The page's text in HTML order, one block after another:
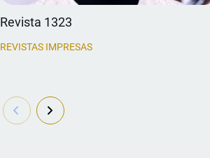
Revista 1323
REVISTAS IMPRESAS